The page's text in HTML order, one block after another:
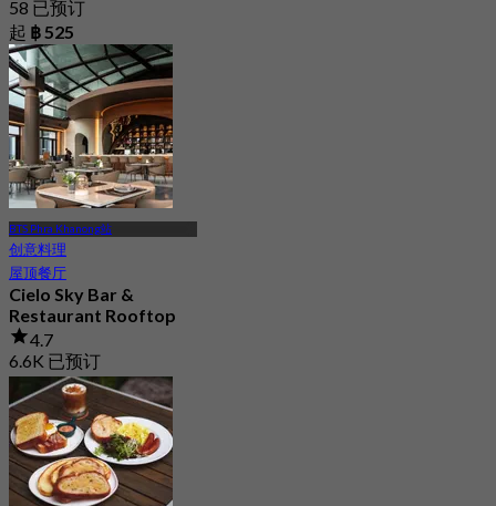
58 已预订
起 ฿ 525
BTS Phra Khanong站
创意料理
屋顶餐厅
Cielo Sky Bar &
Restaurant Rooftop
4.7
6.6K 已预订
฿ 562.5